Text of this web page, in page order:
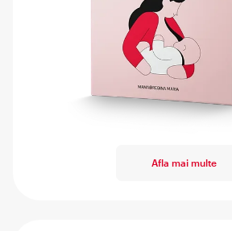
Afla mai multe